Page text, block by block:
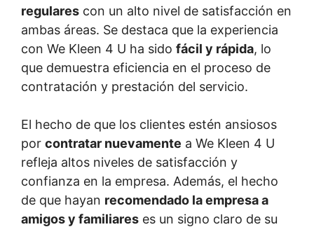
regulares con un alto nivel de satisfacción en
ambas áreas. Se destaca que la experiencia
con We Kleen 4 U ha sido fácil y rápida, lo
que demuestra eficiencia en el proceso de
contratación y prestación del servicio.
El hecho de que los clientes estén ansiosos
por contratar nuevamente a We Kleen 4 U
refleja altos niveles de satisfacción y
confianza en la empresa. Además, el hecho
de que hayan recomendado la empresa a
amigos y familiares es un signo claro de su